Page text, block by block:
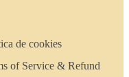
de cookies
of Service & Refund